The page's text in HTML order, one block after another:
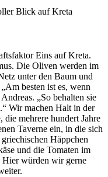
Blick auf Kreta
Eins auf Kreta.
Die Oliven werden im
unter den Baum und
besten ist es, wenn
„So behalten sie
Wir machen Halt in der
mehrere hundert Jahre
Taverne ein, in die sich
Häppchen
und die Tomaten im
Hier würden wir gerne